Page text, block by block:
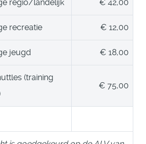
regio/landelijk € 42,00
recreatie € 12,00
jeugd € 18,00
(training
€ 75,00